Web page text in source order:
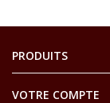
PRODUITS
VOTRE COMPTE